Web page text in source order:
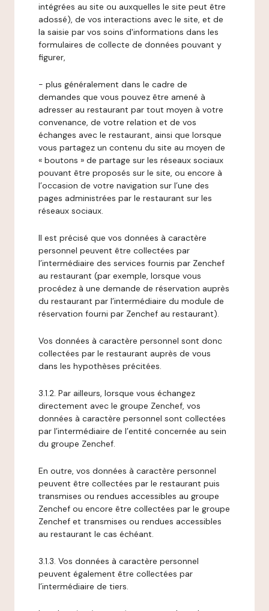
intégrées au site ou auxquelles le site peut être
adossé), de vos interactions avec le site, et de
la saisie par vos soins d'informations dans les
formulaires de collecte de données pouvant y
figurer,
- plus généralement dans le cadre de
demandes que vous pouvez être amené à
adresser au restaurant par tout moyen à votre
convenance, de votre relation et de vos
échanges avec le restaurant, ainsi que lorsque
vous partagez un contenu du site au moyen de
« boutons » de partage sur les réseaux sociaux
pouvant être proposés sur le site, ou encore à
l’occasion de votre navigation sur l’une des
pages administrées par le restaurant sur les
réseaux sociaux.
Il est précisé que vos données à caractère
personnel peuvent être collectées par
l’intermédiaire des services fournis par Zenchef
au restaurant (par exemple, lorsque vous
procédez à une demande de réservation auprès
du restaurant par l’intermédiaire du module de
réservation fourni par Zenchef au restaurant).
Vos données à caractère personnel sont donc
collectées par le restaurant auprès de vous
dans les hypothèses précitées.
3.1.2. Par ailleurs, lorsque vous échangez
directement avec le groupe Zenchef, vos
données à caractère personnel sont collectées
par l’intermédiaire de l’entité concernée au sein
du groupe Zenchef.
En outre, vos données à caractère personnel
peuvent être collectées par le restaurant puis
transmises ou rendues accessibles au groupe
Zenchef ou encore être collectées par le groupe
Zenchef et transmises ou rendues accessibles
au restaurant le cas échéant.
3.1.3. Vos données à caractère personnel
peuvent également être collectées par
l’intermédiaire de tiers.